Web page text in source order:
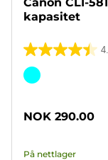
kapasitet
4.5
av
74
Fargekassett
NOK 290.00
På nettlager